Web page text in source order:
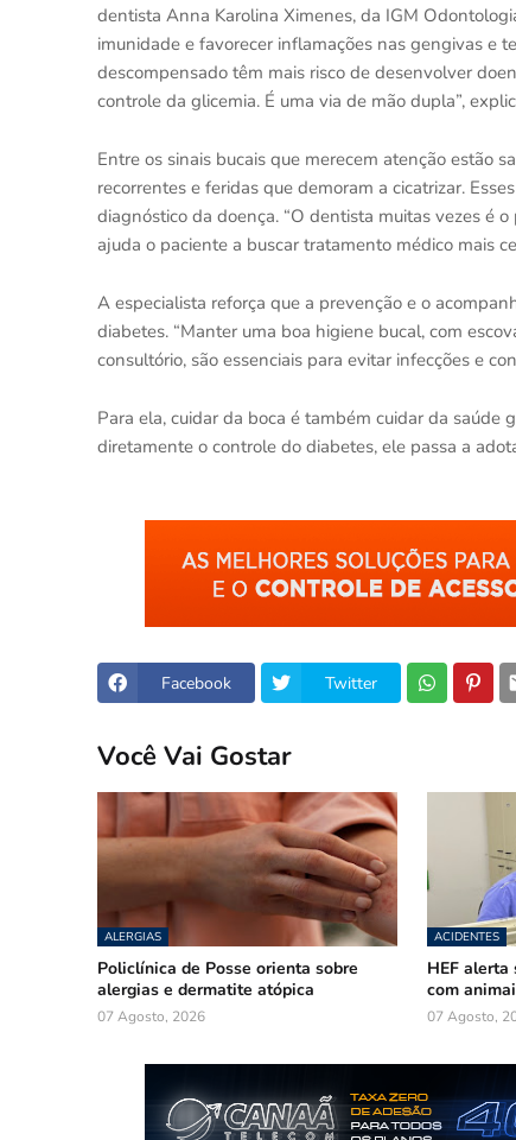
dentista Anna Karolina Ximenes, da IGM
imunidade e favorecer inflamações nas gengivas e
descompensado têm mais risco de desenvolver
controle da glicemia. É uma via de mão dupla”,
Entre os sinais bucais que merecem atenção estão
recorrentes e feridas que demoram a cicatrizar.
diagnóstico da doença. “O dentista muitas vezes é
ajuda o paciente a buscar tratamento médico mais
A especialista reforça que a prevenção e o
diabetes. “Manter uma boa higiene bucal, com
consultório, são essenciais para evitar infecções e
Para ela, cuidar da boca é também cuidar da saúde
diretamente o controle do diabetes, ele passa a
Facebook Twitter
Você Vai Gostar
ALERGIAS
Policlínica de Posse orienta sobre
alergias e dermatite atópica
07 Agosto, 2026
ACIDENTES
HEF alerta
com
07 Agosto,